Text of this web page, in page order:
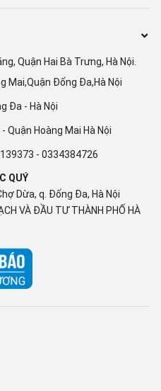
GIẢM
BÁT ĐĨA
HẢO
được đầy ắp bát đĩa đã được
rửa giảm tới 75%, tùy thuộc
chọn đã chọn và thời điểm
chương trình còn lại bằng
+ từ ứng dụng Home
Quận Hai Bà Trưng, Hà Nội.
Mai,Quận Đống Đa,Hà Nội
Đa - Hà Nội
Quận Hoàng Mai Hà Nội
- 0334384726
QUÝ
Dừa, q. Đống Đa, Hà Nội
VÀ ĐẦU TƯ THÀNH PHỐ HÀ